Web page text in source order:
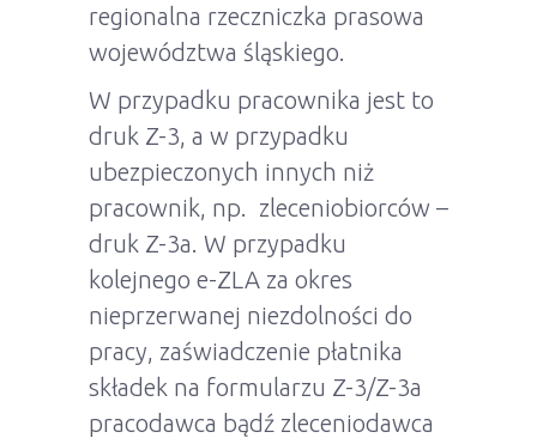
regionalna rzeczniczka prasowa
województwa śląskiego.
W przypadku pracownika jest to
druk Z-3, a w przypadku
ubezpieczonych innych niż
pracownik, np. zleceniobiorców –
druk Z-3a. W przypadku
kolejnego e-ZLA za okres
nieprzerwanej niezdolności do
pracy, zaświadczenie płatnika
składek na formularzu Z-3/Z-3a
pracodawca bądź zleceniodawca